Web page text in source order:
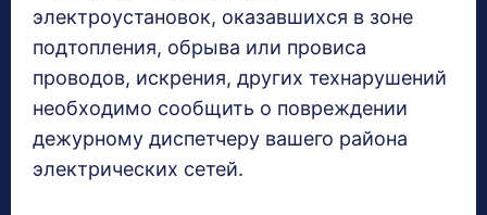
электроустановок, оказавшихся в зоне
подтопления, обрыва или провиса
проводов, искрения, других технарушений
необходимо сообщить о повреждении
дежурному диспетчеру вашего района
электрических сетей.